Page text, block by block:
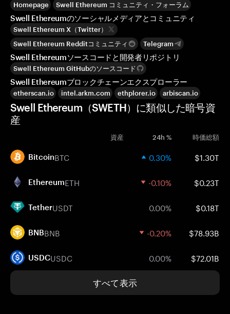
Homepage Swell Ethereum コミュニティ・フォーラム
Swell Ethereumのソーシャルメディアとコミュニティ
Swell Ethereum X（Twitter）
Swell Ethereum Redditコミュニティ
Telegram
Swell Ethereumソースコードと開発者リポジトリ
Swell Ethereum GitHubのソースコード
Swell Ethereumブロックチェーンエクスプローラー
etherscan.io intel.arkm.com ethplorer.io arbiscan.io
Swell Ethereum（SWETH）に類似した暗号資
産
資産 24h % 時価総額
BitcoinBTC 0.30% $1.30T
EthereumETH -0.10% $0.23T
TetherUSDT 0.00% $0.18T
BNBBNB -0.20% $78.93B
USDCUSDC 0.00% $72.01B
すべて表示